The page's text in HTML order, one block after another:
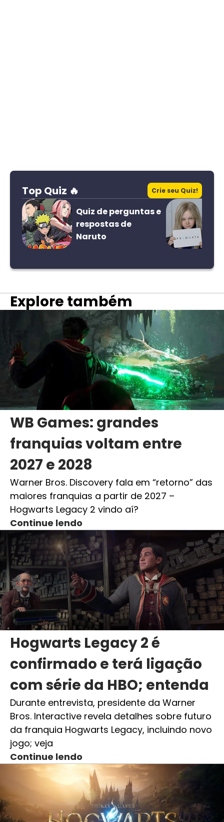
Top Quiz 🔥 Crie seu Quiz!
Quiz de perguntas e
respostas de
Naruto
Explore também
WB Games: grandes
franquias voltam entre
2027 e 2028
Warner Bros. Discovery fala em “retorno” das
maiores franquias a partir de 2027 –
Hogwarts Legacy 2 vindo aí?
Continue lendo
Hogwarts Legacy 2 é
confirmado e terá ligação
com série da HBO; entenda
Durante entrevista, presidente da Warner
Bros. Interactive revela detalhes sobre futuro
da franquia Hogwarts Legacy, incluindo novo
jogo; veja
Continue lendo